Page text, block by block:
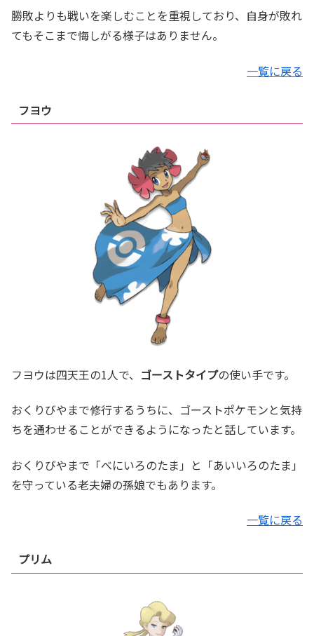
勝敗よりも戦いを楽しむことを重視しており、自身が敗れ
てもそこまで悔しがる様子はありません。
一覧に戻る
フヨウ
フヨウは四天王の1人で、 ゴーストタイプの使い手です。
おくりびやまで修行するうちに、ゴーストポケモンと気持
ちを通わせることができるようになったと話しています。
おくりびやまで「べにいろのたま」と「あいいろのたま」
を守っている老夫婦の孫娘でもあります。
一覧に戻る
プリム